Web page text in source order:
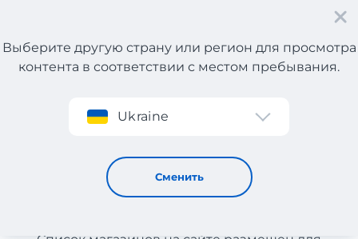
Регистрация
Выберите другую страну или регион для просмотра
контента в соответствии с местом пребывания.
Ukraine
Сменить
Шины, диски из США с доставкой в Украину
Шины, диски из США с
доставкой в Украину